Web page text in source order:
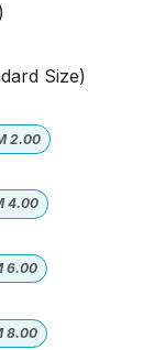
Size)
2.00
4.00
6.00
8.00